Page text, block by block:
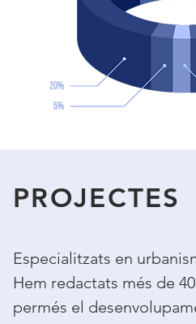
PROJECTES
Especialitzats en
Hem redactats més de
permés el